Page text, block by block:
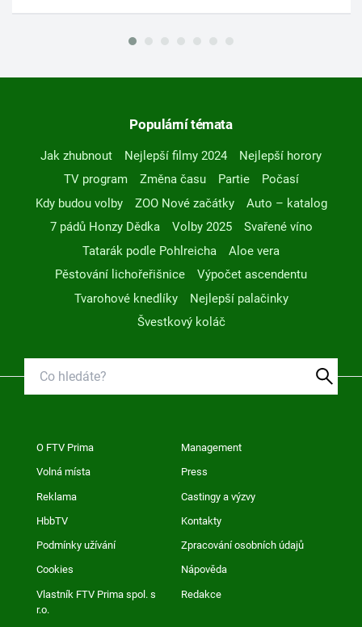
Populární témata
Jak zhubnout Nejlepší filmy 2024
Nejlepší horory
TV program
Změna času Partie
Počasí
Kdy budou volby
ZOO Nové začátky
Auto – katalog
7 pádů Honzy Dědka
Volby 2025
Svařené víno
Tatarák podle Pohlreicha
Aloe vera
Pěstování lichořeřišnice
Výpočet ascendentu
Tvarohové knedlíky
Nejlepší palačinky
Švestkový koláč
O FTV Prima Management
Volná místa Press
Reklama Castingy a výzvy
HbbTV Kontakty
Podmínky užívání Zpracování osobních údajů
Cookies Nápověda
Vlastník FTV Prima spol. s
r.o.
Redakce